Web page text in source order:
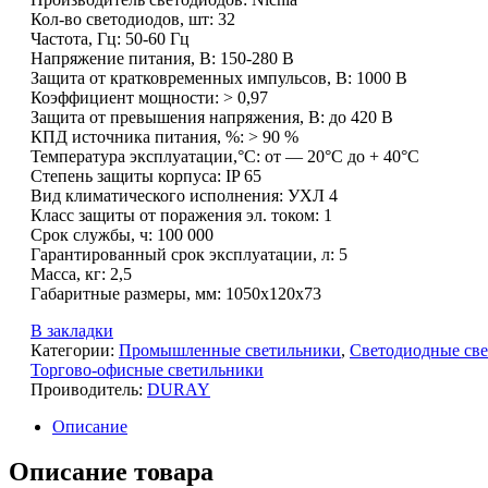
Кол-во светодиодов, шт: 32
Частота, Гц: 50-60 Гц
Напряжение питания, В: 150-280 В
Защита от кратковременных импульсов, В: 1000 В
Коэффициент мощности: > 0,97
Защита от превышения напряжения, В: до 420 В
КПД источника питания, %: > 90 %
Температура эксплуатации,°C: от — 20°C до + 40°C
Степень защиты корпуса: IP 65
Вид климатического исполнения: УХЛ 4
Класс защиты от поражения эл. током: 1
Срок службы, ч: 100 000
Гарантированный срок эксплуатации, л: 5
Масса, кг: 2,5
Габаритные размеры, мм: 1050х120х73
В закладки
Категории: Промышленные светильники, Светодиодные
Торгово-офисные светильники
Проиводитель: DURAY
Описание
Описание товара